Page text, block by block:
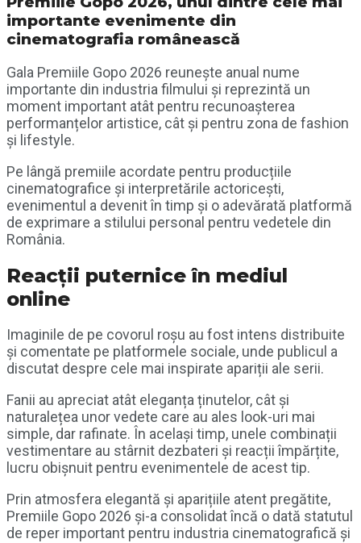
importante evenimente din
cinematografia românească
Gala Premiile Gopo 2026 reunește anual nume
importante din industria filmului și reprezintă un
moment important atât pentru recunoașterea
performanțelor artistice, cât și pentru zona de fashion
și lifestyle.
Pe lângă premiile acordate pentru producțiile
cinematografice și interpretările actoricești,
evenimentul a devenit în timp și o adevărată platformă
de exprimare a stilului personal pentru vedetele din
România.
Reacții puternice în mediul
online
Imaginile de pe covorul roșu au fost intens distribuite
și comentate pe platformele sociale, unde publicul a
discutat despre cele mai inspirate apariții ale serii.
Fanii au apreciat atât eleganța ținutelor, cât și
naturalețea unor vedete care au ales look-uri mai
simple, dar rafinate. În același timp, unele combinații
vestimentare au stârnit dezbateri și reacții împărțite,
lucru obișnuit pentru evenimentele de acest tip.
Prin atmosfera elegantă și aparițiile atent pregătite,
Premiile Gopo 2026 și-a consolidat încă o dată statutul
de reper important pentru industria cinematografică și